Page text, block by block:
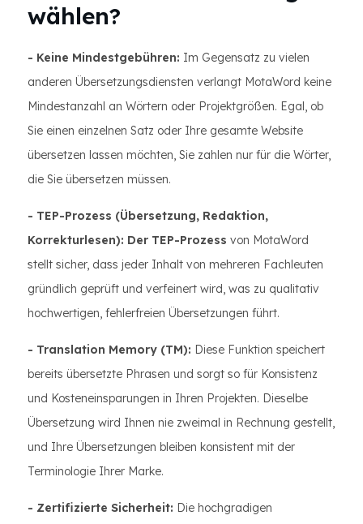
wählen?
- Keine Mindestgebühren: Im Gegensatz zu vielen
anderen Übersetzungsdiensten verlangt MotaWord keine
Mindestanzahl an Wörtern oder Projektgrößen. Egal, ob
Sie einen einzelnen Satz oder Ihre gesamte Website
übersetzen lassen möchten, Sie zahlen nur für die Wörter,
die Sie übersetzen müssen.
- TEP-Prozess (Übersetzung, Redaktion,
Korrekturlesen): Der TEP-Prozess von MotaWord
stellt sicher, dass jeder Inhalt von mehreren Fachleuten
gründlich geprüft und verfeinert wird, was zu qualitativ
hochwertigen, fehlerfreien Übersetzungen führt.
- Translation Memory (TM): Diese Funktion speichert
bereits übersetzte Phrasen und sorgt so für Konsistenz
und Kosteneinsparungen in Ihren Projekten. Dieselbe
Übersetzung wird Ihnen nie zweimal in Rechnung gestellt,
und Ihre Übersetzungen bleiben konsistent mit der
Terminologie Ihrer Marke.
- Zertifizierte Sicherheit: Die hochgradigen